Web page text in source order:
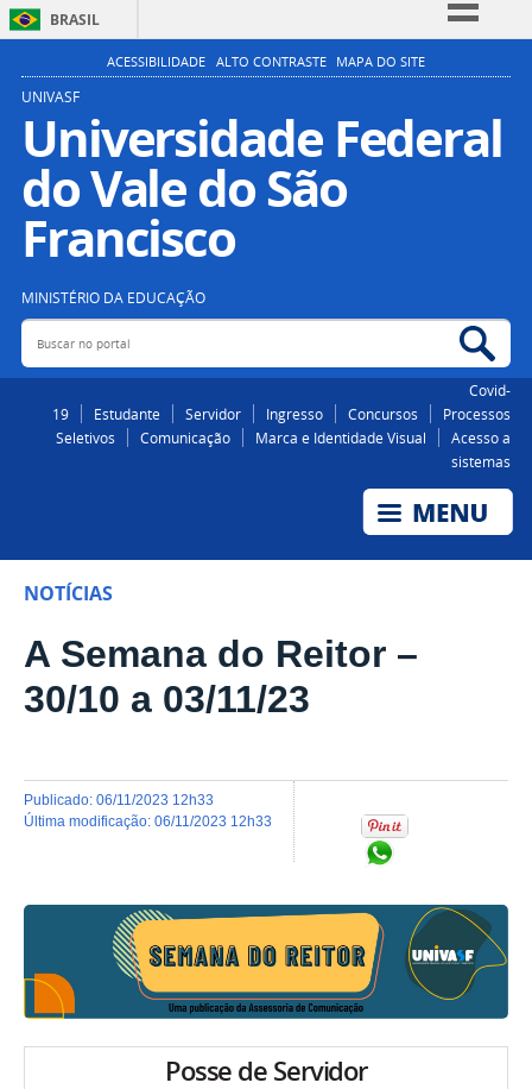
BRASIL
Simplifique!
Participe
Acesso à informação
Legislação
ACESSIBILIDADE ALTO CONTRASTE MAPA DO SITE
UNIVASF
Universidade Federal
do Vale do São
Francisco
MINISTÉRIO DA EDUCAÇÃO
Buscar no portal
Covid-
19
Estudante Servidor Ingresso Concursos
Processos
Seletivos
Comunicação Marca e Identidade Visual
Acesso a
sistemas
NOTÍCIAS
A Semana do Reitor –
30/10 a 03/11/23
publicado: 06/11/2023 12h33
última modificação: 06/11/2023 12h33
Posse de Servidor